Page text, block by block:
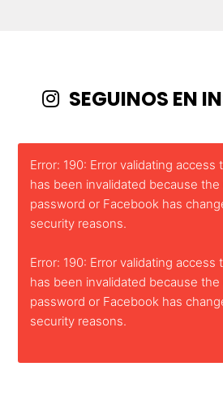
SEGUINOS EN
Error: 190: Error validating
has been invalidated because
password or Facebook has
security reasons.
Error: 190: Error validating
has been invalidated because
password or Facebook has
security reasons.